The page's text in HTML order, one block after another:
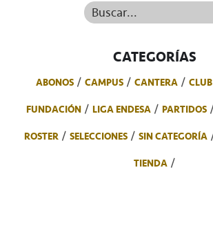
Buscar...
CATEGORÍAS
ABONOS CAMPUS CANTERA CLUB
FUNDACIÓN
LIGA ENDESA PARTIDOS
ROSTER
SELECCIONES SIN CATEGORÍA
TIENDA